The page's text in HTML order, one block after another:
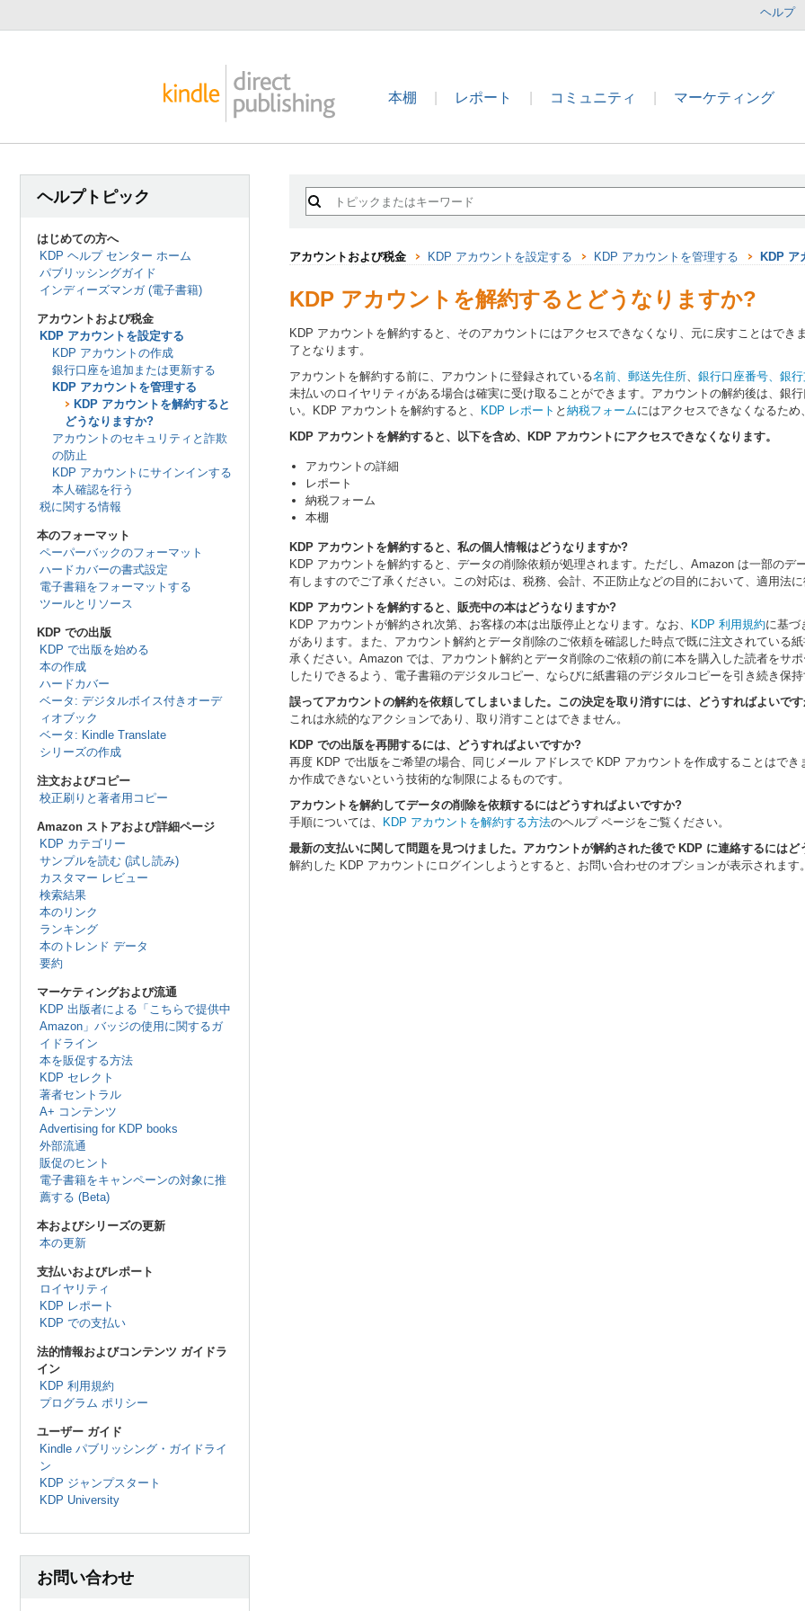
ヘルプ
本棚 レポート コミュニティ マーケティング
ヘルプトピック
はじめての方へ
KDP ヘルプ センター ホーム
パブリッシングガイド
インディーズマンガ (電子書籍)
アカウントおよび税金
KDP アカウントを設定する
KDP アカウントの作成
銀行口座を追加または更新する
KDP アカウントを管理する
KDP アカウントを解約すると
どうなりますか?
アカウントのセキュリティと詐欺
の防止
KDP アカウントにサインインする
本人確認を行う
税に関する情報
本のフォーマット
ペーパーバックのフォーマット
ハードカバーの書式設定
電子書籍をフォーマットする
ツールとリソース
KDP での出版
KDP で出版を始める
本の作成
ハードカバー
ベータ: デジタルボイス付きオーデ
ィオブック
ベータ: Kindle Translate
シリーズの作成
注文およびコピー
校正刷りと著者用コピー
Amazon ストアおよび詳細ページ
KDP カテゴリー
サンプルを読む (試し読み)
カスタマー レビュー
検索結果
本のリンク
ランキング
本のトレンド データ
要約
マーケティングおよび流通
KDP 出版者による「こちらで提供中
Amazon」バッジの使用に関するガ
イドライン
本を販促する方法
KDP セレクト
著者セントラル
A+ コンテンツ
Advertising for KDP books
外部流通
販促のヒント
電子書籍をキャンペーンの対象に推
薦する (Beta)
本およびシリーズの更新
本の更新
支払いおよびレポート
ロイヤリティ
KDP レポート
KDP での支払い
法的情報およびコンテンツ ガイドラ
イン
KDP 利用規約
プログラム ポリシー
ユーザー ガイド
Kindle パブリッシング・ガイドライ
ン
KDP ジャンプスタート
KDP University
お問い合わせ
アカウントおよび税金 KDP アカウントを設定する KDP アカウントを管理する KDP ア
KDP アカウントを解約するとどうなりますか?
KDP アカウントを解約すると、そのアカウントにはアクセスできなくなり、元に戻すことはでき
了となります。
アカウントを解約する前に、アカウントに登録されている名前、郵送先住所、 銀行口座番号、銀
未払いのロイヤリティがある場合は確実に受け取ることができます。アカウントの解約後は、銀
い。KDP アカウントを解約すると、
KDP レポート と 納税フォームにはアクセスできなくなるため
KDP アカウントを解約すると、以下を含め、KDP アカウントにアクセスできなくなります。
アカウントの詳細
レポート
納税フォーム
本棚
KDP アカウントを解約すると、私の個人情報はどうなりますか?
KDP アカウントを解約すると、データの削除依頼が処理されます。ただし、Amazon は一部の
有しますのでご了承ください。この対応は、税務、会計、不正防止などの目的において、適用法に
KDP アカウントを解約すると、販売中の本はどうなりますか?
KDP アカウントが解約され次第、お客様の本は出版停止となります。なお、
KDP 利用規約に基づ
があります。また、アカウント解約とデータ削除のご依頼を確認した時点で既に注文されている
承ください。Amazon では、アカウント解約とデータ削除のご依頼の前に本を購入した読者をサ
したりできるよう、電子書籍のデジタルコピー、ならびに紙書籍のデジタルコピーを引き続き保持
誤ってアカウントの解約を依頼してしまいました。この決定を取り消すには、どうすればよいで
これは永続的なアクションであり、取り消すことはできません。
KDP での出版を再開するには、どうすればよいですか?
再度 KDP で出版をご希望の場合、同じメール アドレスで KDP アカウントを作成することはで
か作成できないという技術的な制限によるものです。
アカウントを解約してデータの削除を依頼するにはどうすればよいですか?
手順については、
KDP アカウントを解約する方法のヘルプ ページをご覧ください。
最新の支払いに関して問題を見つけました。アカウントが解約された後で KDP に連絡するにはど
解約した KDP アカウントにログインしようとすると、お問い合わせのオプションが表示されます。